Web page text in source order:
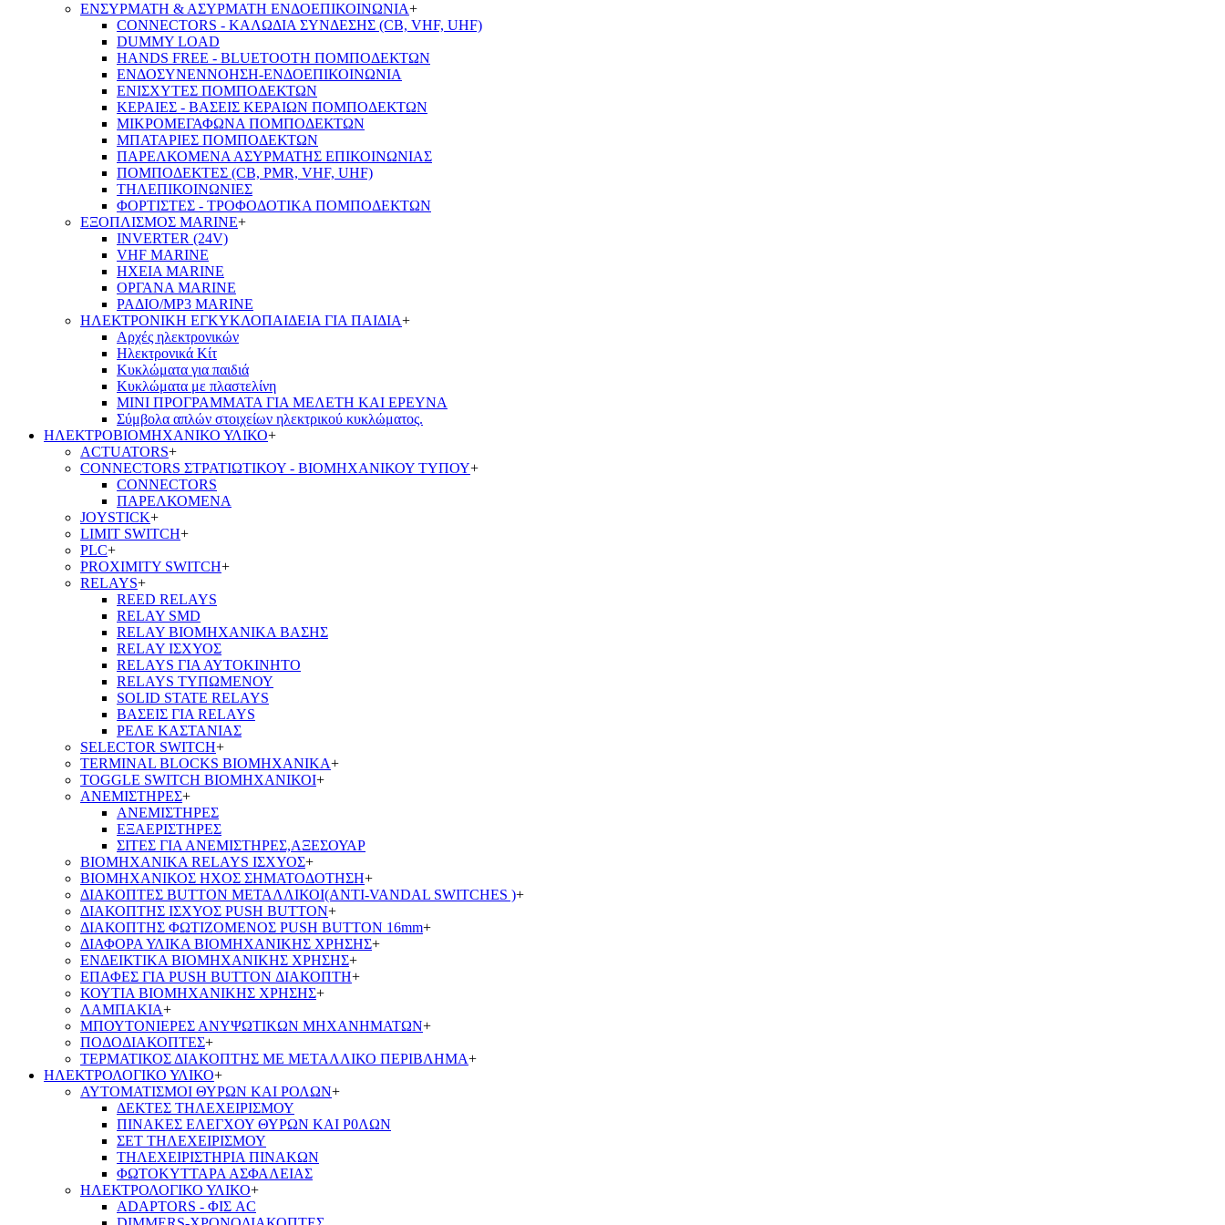
ΕΝΣΥΡΜΑΤΗ & ΑΣΥΡΜΑΤΗ ΕΝΔΟΕΠΙΚΟΙΝΩΝΙΑ+
CONNECTORS - ΚΑΛΩΔΙΑ ΣΥΝΔΕΣΗΣ (CB, VHF, UHF)
DUMMY LOAD
HANDS FREE - BLUETOOTH ΠΟΜΠΟΔΕΚΤΩΝ
ΕΝΔΟΣΥΝΕΝΝΟΗΣΗ-ΕΝΔΟΕΠΙΚΟΙΝΩΝΙΑ
ΕΝΙΣΧΥΤΕΣ ΠΟΜΠΟΔΕΚΤΩΝ
ΚΕΡΑΙΕΣ - ΒΑΣΕΙΣ ΚΕΡΑΙΩΝ ΠΟΜΠΟΔΕΚΤΩΝ
ΜΙΚΡΟΜΕΓΑΦΩΝΑ ΠΟΜΠΟΔΕΚΤΩΝ
ΜΠΑΤΑΡΙΕΣ ΠΟΜΠΟΔΕΚΤΩΝ
ΠΑΡΕΛΚΟΜΕΝΑ ΑΣΥΡΜΑΤΗΣ ΕΠΙΚΟΙΝΩΝΙΑΣ
ΠΟΜΠΟΔΕΚΤΕΣ (CB, PMR, VHF, UHF)
ΤΗΛΕΠΙΚΟΙΝΩΝΙΕΣ
ΦΟΡΤΙΣΤΕΣ - ΤΡΟΦΟΔΟΤΙΚΑ ΠΟΜΠΟΔΕΚΤΩΝ
ΕΞΟΠΛΙΣΜΟΣ MARINE+
INVERTER (24V)
VHF MARINE
ΗΧΕΙΑ MARINE
ΟΡΓΑΝΑ MARINE
ΡΑΔΙΟ/MP3 MARINE
ΗΛΕΚΤΡΟΝΙΚΗ ΕΓΚΥΚΛΟΠΑΙΔΕΙΑ ΓΙΑ ΠΑΙΔΙΑ+
Αρχές ηλεκτρονικών
Ηλεκτρονικά Κίτ
Κυκλώματα για παιδιά
Κυκλώματα με πλαστελίνη
ΜΙΝΙ ΠΡΟΓΡΑΜΜΑΤΑ ΓΙΑ ΜΕΛΕΤΗ ΚΑΙ ΕΡΕΥΝΑ
Σύμβολα απλών στοιχείων ηλεκτρικού κυκλώματος.
ΗΛΕΚΤΡΟΒΙΟΜΗΧΑΝΙΚΟ ΥΛΙΚΟ+
ACTUATORS+
CONNECTORS ΣΤΡΑΤΙΩΤΙΚΟΥ - ΒΙΟΜΗΧΑΝΙΚΟΥ ΤΥΠΟΥ+
CONNECTORS
ΠΑΡΕΛΚΟΜΕΝΑ
JOYSTICK+
LIMIT SWITCH+
PLC+
PROXIMITY SWITCH+
RELAYS+
REED RELAYS
RELAY SMD
RELAY ΒΙΟΜΗΧΑΝΙΚΑ ΒΑΣΗΣ
RELAY ΙΣΧΥΟΣ
RELAYS ΓΙΑ ΑΥΤΟΚΙΝΗΤΟ
RELAYS ΤΥΠΩΜΕΝΟΥ
SOLID STATE RELAYS
ΒΑΣΕΙΣ ΓΙΑ RELAYS
ΡΕΛΕ ΚΑΣΤΑΝΙΑΣ
SELECTOR SWITCH+
TERMINAL BLOCKS ΒΙΟΜΗΧΑΝΙΚΑ+
TOGGLE SWITCH ΒΙΟΜΗΧΑΝΙΚΟΙ+
ΑΝΕΜΙΣΤΗΡΕΣ+
ΑΝΕΜΙΣΤΗΡΕΣ
ΕΞΑΕΡΙΣΤΗΡΕΣ
ΣΙΤΕΣ ΓΙΑ ΑΝΕΜΙΣΤΗΡΕΣ,ΑΞΕΣΟΥΑΡ
ΒΙΟΜΗΧΑΝΙΚΑ RELAYS ΙΣΧΥΟΣ+
ΒΙΟΜΗΧΑΝΙΚΟΣ ΗΧΟΣ ΣΗΜΑΤΟΔΟΤΗΣΗ+
ΔΙΑΚΟΠΤΕΣ BUTTON ΜΕΤΑΛΛΙΚΟΙ(ANTI-VANDAL SWITCHES )+
ΔΙΑΚΟΠΤΗΣ ΙΣΧΥΟΣ PUSH BUTTON+
ΔΙΑΚΟΠΤΗΣ ΦΩΤΙΖΟΜΕΝΟΣ PUSH BUTTON 16mm+
ΔΙΑΦΟΡΑ ΥΛΙΚΑ ΒΙΟΜΗΧΑΝΙΚΗΣ ΧΡΗΣΗΣ+
ΕΝΔΕΙΚΤΙΚΑ ΒΙΟΜΗΧΑΝΙΚΗΣ ΧΡΗΣΗΣ+
ΕΠΑΦΕΣ ΓΙΑ PUSH BUTTON ΔΙΑΚΟΠΤΗ+
ΚΟΥΤΙΑ ΒΙΟΜΗΧΑΝΙΚΗΣ ΧΡΗΣΗΣ+
ΛΑΜΠΑΚΙΑ+
ΜΠΟΥΤΟΝΙΕΡΕΣ ΑΝΥΨΩΤΙΚΩΝ ΜΗΧΑΝΗΜΑΤΩΝ+
ΠΟΔΟΔΙΑΚΟΠΤΕΣ+
ΤΕΡΜΑΤΙΚΟΣ ΔΙΑΚΟΠΤΗΣ ΜΕ ΜΕΤΑΛΛΙΚΟ ΠΕΡΙΒΛΗΜΑ+
ΗΛΕΚΤΡΟΛΟΓΙΚΟ ΥΛΙΚΟ+
ΑΥΤΟΜΑΤΙΣΜΟΙ ΘΥΡΩΝ ΚΑΙ ΡΟΛΩΝ+
ΔΕΚΤΕΣ ΤΗΛΕΧΕΙΡΙΣΜΟΥ
ΠΙΝΑΚΕΣ ΕΛΕΓΧΟΥ ΘΥΡΩΝ ΚΑΙ Ρ0ΛΩΝ
ΣΕΤ ΤΗΛΕΧΕΙΡΙΣΜΟΥ
ΤΗΛΕΧΕΙΡΙΣΤΗΡΙΑ ΠΙΝΑΚΩΝ
ΦΩΤΟΚΥΤΤΑΡΑ ΑΣΦΑΛΕΙΑΣ
ΗΛΕΚΤΡΟΛΟΓΙΚΟ ΥΛΙΚΟ+
ADAPTORS - ΦΙΣ AC